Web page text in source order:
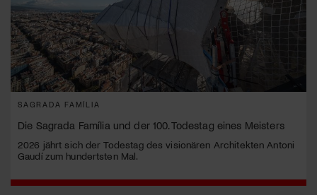
SAGRADA FAMÍLIA
Die Sagrada Família und der 100. Todestag eines Meisters
2026 jährt sich der Todestag des visionären Architekten Antoni
Gaudí zum hundertsten Mal.